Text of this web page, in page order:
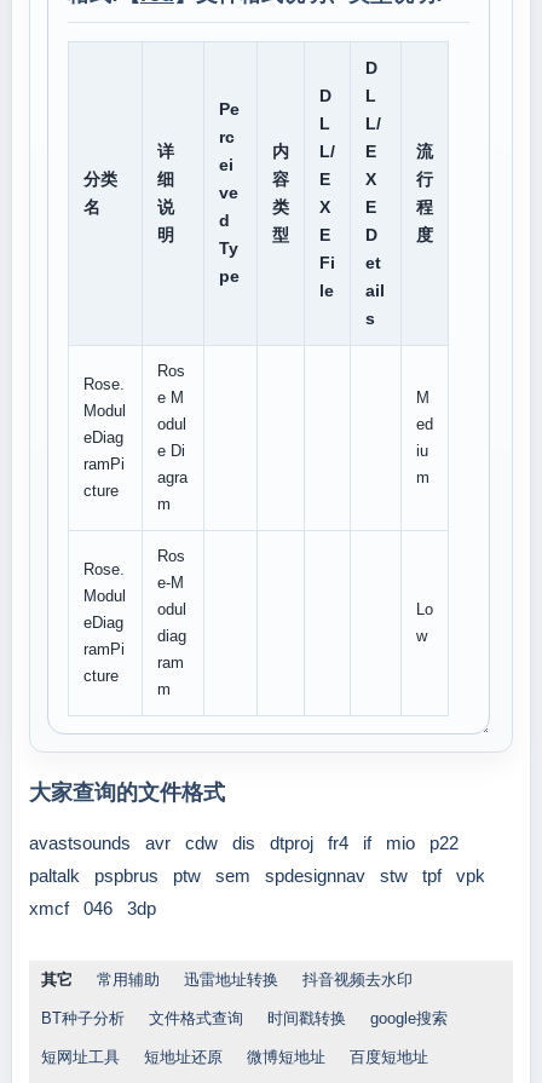
分类
名
详
细
说
明
Pe
rc
ei
ve
d
Ty
pe
内
容
类
型
D
L
L/
E
X
E
Fi
le
D
L
L/
E
X
E
D
et
ail
s
流
行
程
度
Rose.
Modul
eDiag
ramPi
cture
Ros
e M
odul
e Di
agra
m
M
ed
iu
m
Rose.
Modul
eDiag
ramPi
cture
Ros
e-M
odul
diag
ram
m
Lo
w
大家查询的文件格式
avastsounds avr cdw dis dtproj fr4 if mio
p22
paltalk
pspbrus ptw sem spdesignnav stw tpf
vpk
xmcf
046 3dp
其它 常用辅助 迅雷地址转换 抖音视频去水印
BT种子分析 文件格式查询 时间戳转换 google搜索
短网址工具 短地址还原 微博短地址 百度短地址